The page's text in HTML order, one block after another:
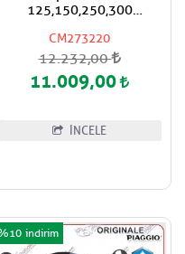
125,150,250,300
İçin Sırt Dayama Pad
CM273220
CM273220
12.232,00
11.009,00
İNCELE